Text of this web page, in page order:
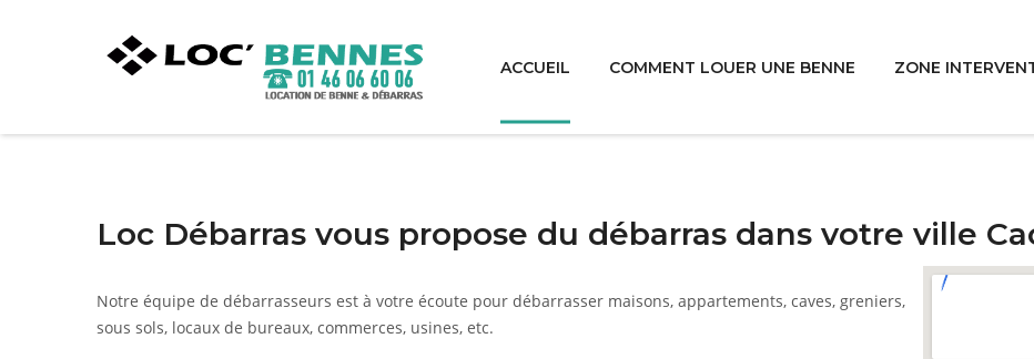
ACCUEIL COMMENT LOUER UNE BENNE ZONE
Loc Débarras vous propose du débarras dans votre ville
Notre équipe de débarrasseurs est à votre écoute pour débarrasser maisons, appartements, caves, greniers,
sous sols, locaux de bureaux, commerces, usines, etc.